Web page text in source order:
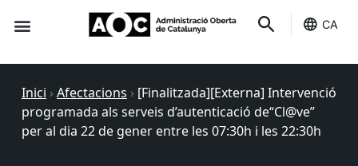
CA
Inici › Afectacions › [Finalitzada][Externa] Intervenció
programada als serveis d’autenticació de“Cl@ve”
per al dia 22 de gener entre les 07:30h i les 22:30h